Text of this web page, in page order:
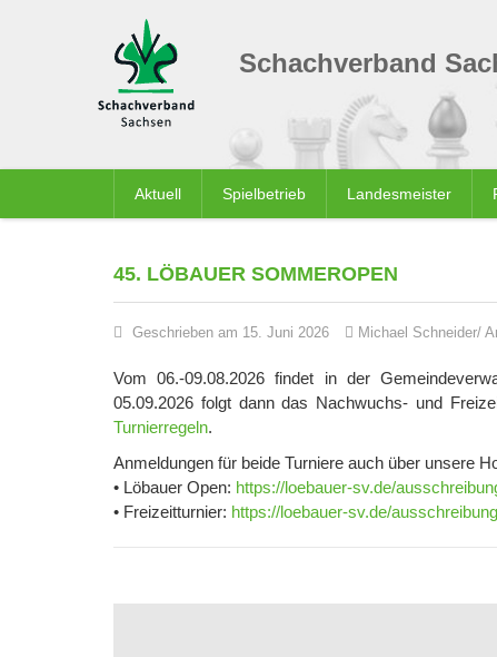
Schachverband
Aktuell Spielbetrieb Landesmeister
45. LÖBAUER SOMMEROPEN
Geschrieben am 15. Juni 2026 Michael Schneider/
Vom 06.-09.08.2026 findet in der
05.09.2026 folgt dann das Nachwuchs- und
Turnierregeln.
Anmeldungen für beide Turniere auch über unsere
• Löbauer Open: https://loebauer-sv.de/
• Freizeitturnier: https://loebauer-sv.de/